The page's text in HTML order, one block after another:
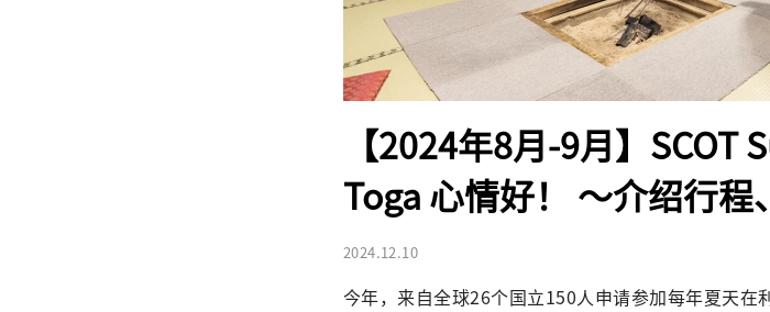
【2024年8月-9月】
Toga 心情好！ ～介绍行
2024.12.10
今年，来自全球26个国立150人申请参加每年夏天在